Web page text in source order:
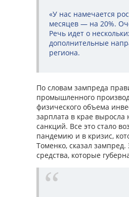
«У нас намечается
месяцев — на 20%.
Речь идет о
дополнительные
региона.
По словам зампреда
промышленного
физического объема
зарплата в крае выросла
санкций. Все это стало
пандемию и в кризис,
Томенко, сказал
средства, которые